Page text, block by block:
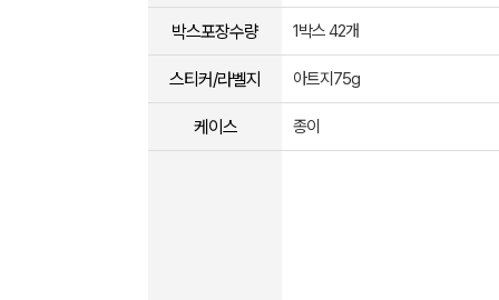
박스포장수량 1박스 42개
스티커/라벨지 아트지75g
케이스 종이